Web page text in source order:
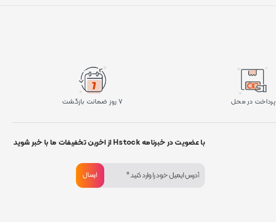
پرداخت در محل ۷ روز ضمانت بازگشت
با عضویت در خبرنامه Hstock از اخرین تخفیفات ما با خبر شوید